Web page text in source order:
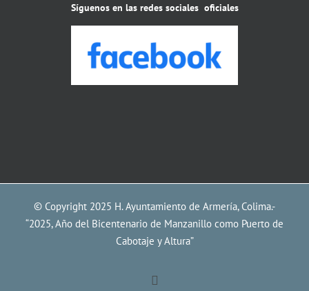
Síguenos en las redes sociales oficiales
© Copyright 2025 H. Ayuntamiento de Armería, Colima.-
“2025, Año del Bicentenario de Manzanillo como Puerto de
Cabotaje y Altura”